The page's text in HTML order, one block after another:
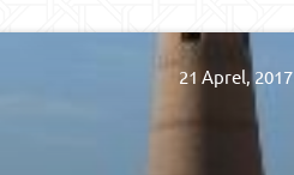
21 Aprel, 2017